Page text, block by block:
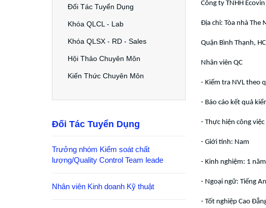
Công ty TNHH Ecovin
Địa chỉ: Tòa nhà The
Quận Bình Thạnh,
Nhân viên QC
- Kiểm tra NVL theo
- Báo cáo kết quả
- Thực hiện công
- Giới tính: Nam
- Kinh nghiệm: 1 năm
- Ngoại ngữ: Tiếng
- Tốt nghiệp Cao
Đối Tác Tuyển Dụng
Khóa QLCL - Lab
Khóa QLSX - RD - Sales
Hội Thảo Chuyên Môn
Kiến Thức Chuyên Môn
Đối Tác Tuyển Dụng
Trưởng nhóm Kiểm soát chất
lượng/Quality Control Team leade
Nhân viên Kinh doanh Kỹ thuật